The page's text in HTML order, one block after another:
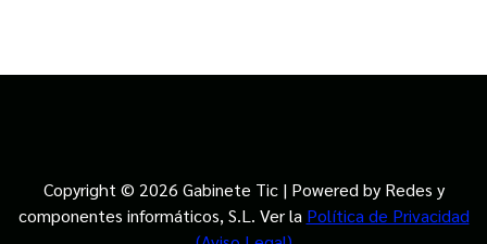
Copyright © 2026 Gabinete Tic | Powered by Redes y
componentes informáticos, S.L. Ver la Política de Privacidad